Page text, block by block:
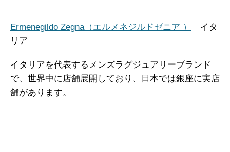
Ermenegildo Zegna（エルメネジルドゼニア ）
イタ
リア
イタリアを代表するメンズラグジュアリーブランド
で、世界中に店舗展開しており、日本では銀座に実店
舗があります。